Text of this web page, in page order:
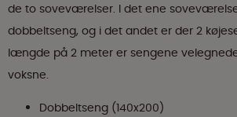
de to soveværelser. I det ene
dobbeltseng, og i det andet er der 2
længde på 2 meter er sengene
voksne.
Dobbeltseng (140x200)